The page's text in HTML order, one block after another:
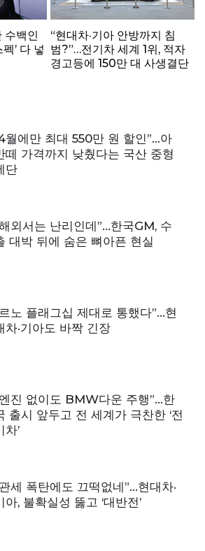
수백인
’ 다 넣
“현대차·기아 안방까지 침
범?”…전기차 세계 1위, 적자
경고등에 150만 대 사생결단
월에만 최대 550만 원 할인”…아
떼 가격까지 낮췄다는 국산 중형
단
외서는 난리인데”…한국GM, 수
대박 뒤에 숨은 뼈아픈 현실
노 플래그십 제대로 통했다”…현
차·기아도 바짝 긴장
진 없이도 BMW다운 주행”…한
출시 앞두고 전 세계가 극찬한 ‘전
차’
세 폭탄에도 끄떡없네”…현대차·
아, 불확실성 뚫고 ‘대반전’